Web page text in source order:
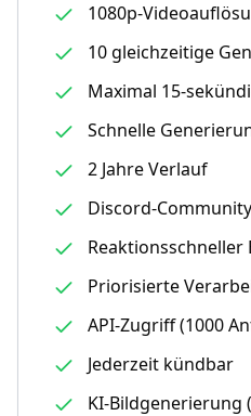
1080p-
10 gleichzeitige
Maximal
Schnelle
2 Jahre Verlauf
Discord-
Reaktionsschneller
Priorisierte
API-Zugriff (1000
Jederzeit kündbar
KI-Bildgenerierung